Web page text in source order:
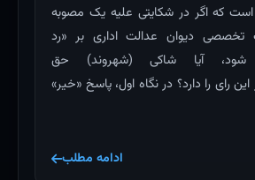
که اگر در شکایتی علیه یک مصوبه
تخصصی دیوان عدالت اداری بر «رد
شود، آیا شاکی (شهروند) حق
رای را دارد؟ در نگاه اول، پاسخ «خیر»
ادامه مطلب